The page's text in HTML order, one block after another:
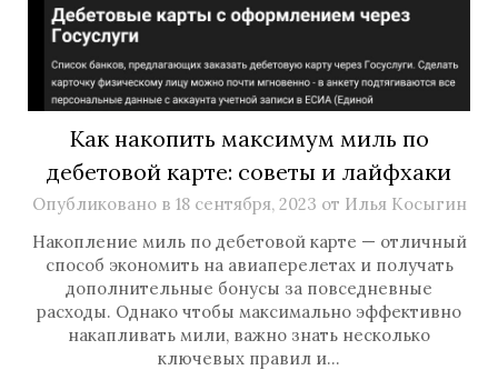
Как накопить максимум миль по
дебетовой карте: советы и лайфхаки
Опубликовано в 18 сентября, 2023 от Илья Косыгин
Накопление миль по дебетовой карте — отличный
способ экономить на авиаперелетах и получать
дополнительные бонусы за повседневные
расходы. Однако чтобы максимально эффективно
накапливать мили, важно знать несколько
ключевых правил и…